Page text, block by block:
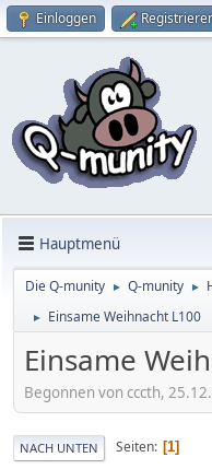
Einloggen
Hauptmenü
Die Q-munity ► Q-munity ►
► Einsame Weihnacht L100
Einsame
Begonnen von cccth,
NACH UNTEN Seiten 1